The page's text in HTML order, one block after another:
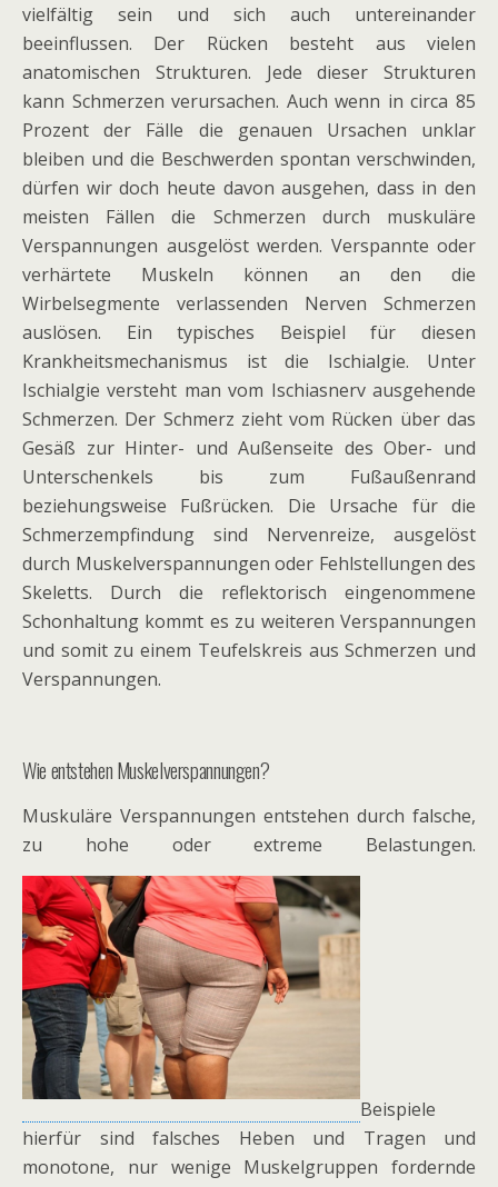
vielfältig sein und sich auch untereinander
beeinflussen. Der Rücken besteht aus vielen
anatomischen Strukturen. Jede dieser Strukturen
kann Schmerzen verursachen. Auch wenn in circa 85
Prozent der Fälle die genauen Ursachen unklar
bleiben und die Beschwerden spontan verschwinden,
dürfen wir doch heute davon ausgehen, dass in den
meisten Fällen die Schmerzen durch muskuläre
Verspannungen ausgelöst werden. Verspannte oder
verhärtete Muskeln können an den die
Wirbelsegmente verlassenden Nerven Schmerzen
auslösen. Ein typisches Beispiel für diesen
Krankheitsmechanismus ist die Ischialgie. Unter
Ischialgie versteht man vom Ischiasnerv ausgehende
Schmerzen. Der Schmerz zieht vom Rücken über das
Gesäß zur Hinter- und Außenseite des Ober- und
Unterschenkels bis zum Fußaußenrand
beziehungsweise Fußrücken. Die Ursache für die
Schmerzempfindung sind Nervenreize, ausgelöst
durch Muskelverspannungen oder Fehlstellungen des
Skeletts. Durch die reflektorisch eingenommene
Schonhaltung kommt es zu weiteren Verspannungen
und somit zu einem Teufelskreis aus Schmerzen und
Verspannungen.
Wie entstehen Muskelverspannungen?
Muskuläre Verspannungen entstehen durch falsche,
zu hohe oder extreme Belastungen.
Beispiele
hierfür sind falsches Heben und Tragen und
monotone, nur wenige Muskelgruppen fordernde